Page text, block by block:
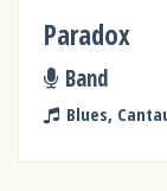
Paradox
Band
Blues,